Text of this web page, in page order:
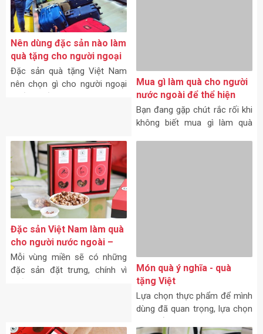
Nên dùng đặc sản nào làm
quà tặng cho người ngoại
quốc?
Đặc sản quà tặng Việt Nam
nên chọn gì cho người ngoại
Đặc sản Việt Nam làm quà
cho người nước ngoài –
chuyện chưa kể của cô gái
Mỗi vùng miền sẽ có những
Lựa chọn thực phẩm để mình
Đặc sản Việt Nam làm quà
Đặc sản Việt Nam làm quà
nên chọn gì thì tuyệt nhất?
“Đặc sản Việt Nam làm quà
nên chọn gì thì tuyệt nhất?” là